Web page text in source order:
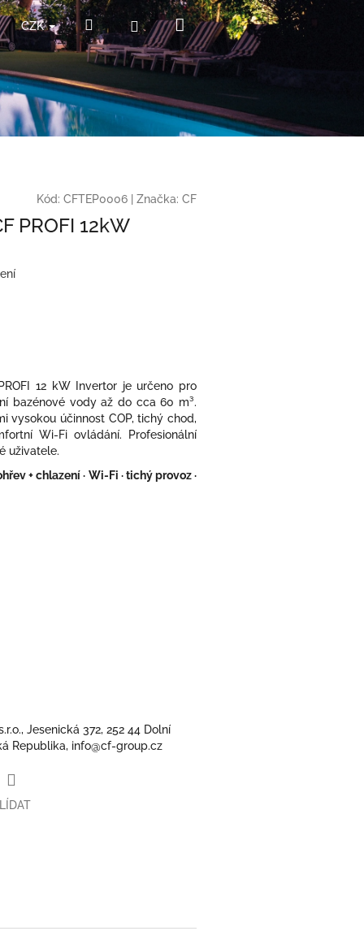
CZK HledatPřihlášeníNákupní
košík
Kód: CFTEP0006 Značka: CF
PROFI 12kW
12 kW Invertor je určeno pro
bazénové vody až do cca 60 m³.
vysokou účinnost COP, tichý chod,
Wi-Fi ovládání. Profesionální
uživatele.
+ chlazení · Wi-Fi · tichý provoz ·
Jesenická 372, 252 44 Dolní
Republika, info@cf-group.cz